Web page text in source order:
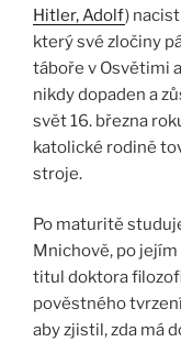
Hitler, Adolf)
který své zločiny
táboře v Osvětimi
nikdy dopaden a
svět 16. března
katolické rodině
stroje.
Po maturitě
Mnichově, po
titul doktora
pověstného
aby zjistil, zda má